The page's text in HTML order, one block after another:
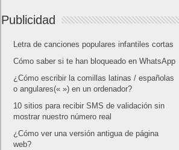
Publicidad
Letra de canciones populares infantiles cortas
Cómo saber si te han bloqueado en WhatsApp
¿Cómo escribir la comillas latinas / españolas
o angulares(« ») en un ordenador?
10 sitios para recibir SMS de validación sin
mostrar nuestro número real
¿Cómo ver una versión antigua de página
web?